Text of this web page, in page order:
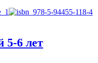
5-6 лет